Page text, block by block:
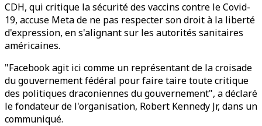
CDH, qui critique la sécurité des vaccins contre le Covid-
19, accuse Meta de ne pas respecter son droit à la liberté
d'expression, en s'alignant sur les autorités sanitaires
américaines.
"Facebook agit ici comme un représentant de la croisade
du gouvernement fédéral pour faire taire toute critique
des politiques draconiennes du gouvernement", a déclaré
le fondateur de l'organisation, Robert Kennedy Jr, dans un
communiqué.